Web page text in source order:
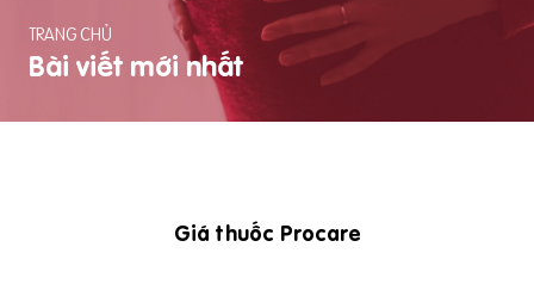
TRANG CHỦ
Bài viết mới nhất
Giá thuốc Procare